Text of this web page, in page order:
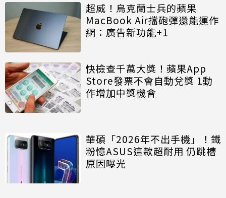
超威！烏克蘭士兵的蘋果
MacBook Air擋砲彈還能運作
網：廣告新功能+1
快檢查千萬大獎！蘋果App
Store發票不會自動兌獎 1動
作增加中獎機會
華碩「2026年不出手機」！鐵
粉憶ASUS這款超耐用 仍跳槽
原因曝光